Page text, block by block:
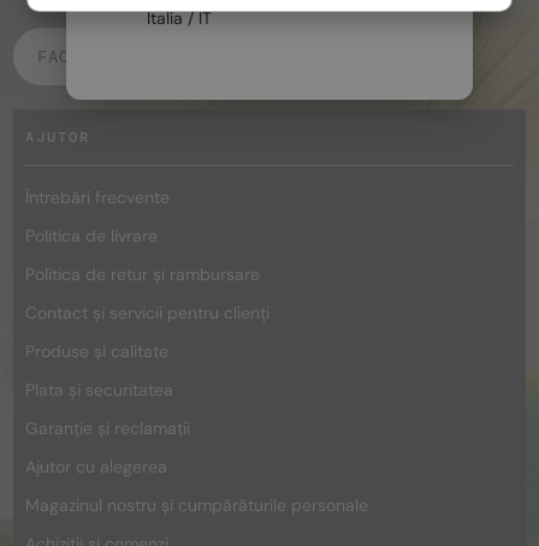
FACEBOOK
AJUTOR
Întrebări frecvente
Politica de livrare
Politica de retur și rambursare
Contact și servicii pentru clienți
Produse și calitate
Plata și securitatea
Garanție și reclamații
Ajutor cu alegerea
Magazinul nostru și cumpărăturile personale
Italia / IT